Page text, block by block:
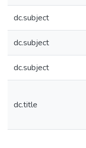
dc.subject
dc.subject
dc.subject
dc.title